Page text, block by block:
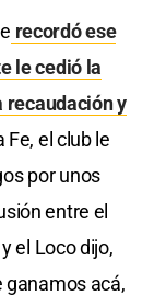
recordó ese
le cedió la
recaudación y
Fe, el club le
por unos
entre el
el Loco dijo,
ganamos acá,